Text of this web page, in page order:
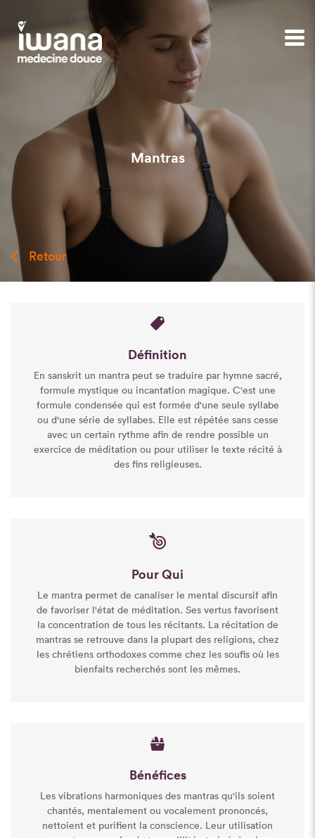
Mantras
Retour
Définition
En sanskrit un mantra peut se traduire par hymne sacré,
formule mystique ou incantation magique. C'est une
formule condensée qui est formée d'une seule syllabe
ou d'une série de syllabes. Elle est répétée sans cesse
avec un certain rythme afin de rendre possible un
exercice de méditation ou pour utiliser le texte récité à
des fins religieuses.
Pour Qui
Le mantra permet de canaliser le mental discursif afin
de favoriser l'état de méditation. Ses vertus favorisent
la concentration de tous les récitants. La récitation de
mantras se retrouve dans la plupart des religions, chez
les chrétiens orthodoxes comme chez les soufis où les
bienfaits recherchés sont les mêmes.
Bénéfices
Les vibrations harmoniques des mantras qu'ils soient
chantés, mentalement ou vocalement prononcés,
nettoient et purifient la conscience. Leur utilisation